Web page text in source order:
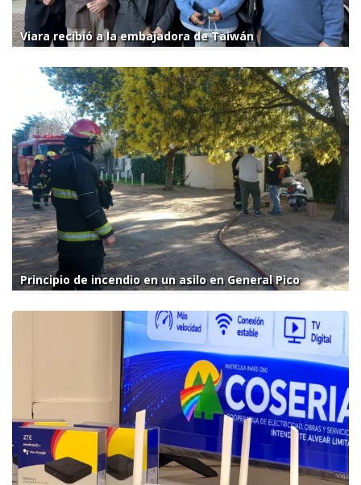
Viara recibió a la embajadora de Taiwán
Principio de incendio en un asilo en General Pico